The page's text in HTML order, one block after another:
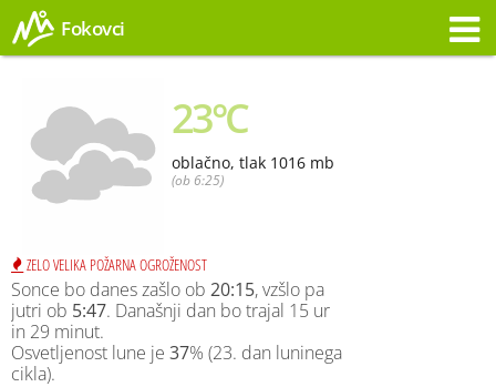
Fokovci
23°C
oblačno, tlak 1016 mb
(ob 6:25)
ZELO VELIKA POŽARNA OGROŽENOST
Sonce bo danes zašlo ob 20:15, vzšlo pa
jutri ob 5:47. Današnji dan bo trajal 15 ur
in 29 minut.
Osvetljenost lune je 37% (23. dan luninega
cikla).